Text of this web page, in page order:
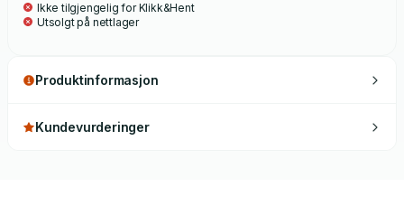
Ikke tilgjengelig for Klikk&Hent
Utsolgt på nettlager
Produktinformasjon
Kundevurderinger